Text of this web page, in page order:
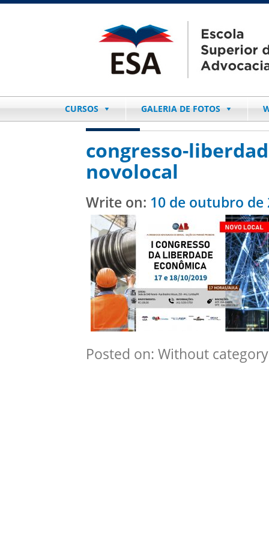
CURSOS GALERIA DE FOTOS
congresso-
novolocal
Write on: 10 de outubro de
Posted on: Without